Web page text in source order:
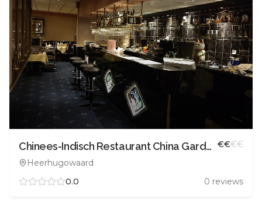
Chinees-Indisch Restaurant China Garden
Heerhugowaard
€€€€
0.0 0 reviews